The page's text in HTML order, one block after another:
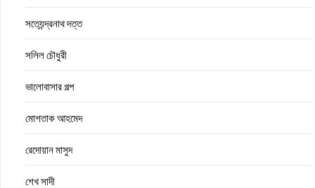
সত্যেন্দ্রনাথ দত্ত
সলিল চৌধুরী
ভালোবাসার গল্প
মোশতাক আহমেদ
রেদোয়ান মাসুদ
শেখ সাদী